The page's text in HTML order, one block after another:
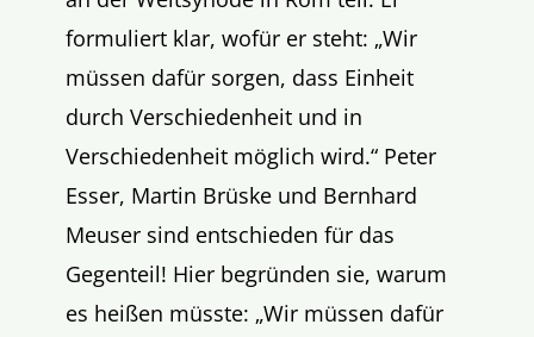
formuliert klar, wofür er steht: „Wir
müssen dafür sorgen, dass Einheit
durch Verschiedenheit und in
Verschiedenheit möglich wird.“ Peter
Esser, Martin Brüske und Bernhard
Meuser sind entschieden für das
Gegenteil! Hier begründen sie, warum
es heißen müsste: „Wir müssen dafür